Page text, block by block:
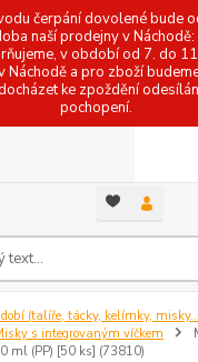
čerpání dovolené bude
naší prodejny v
v období od 7. do
Náchodě a pro zboží
ke zpoždění
pochopení.
(talíře, tácky, kelímky,
s integrovaným víčkem
ml (PP) [50 ks] (73810)